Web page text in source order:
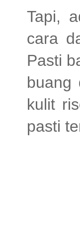
Tapi,
cara
Pasti
buang
kulit
pasti